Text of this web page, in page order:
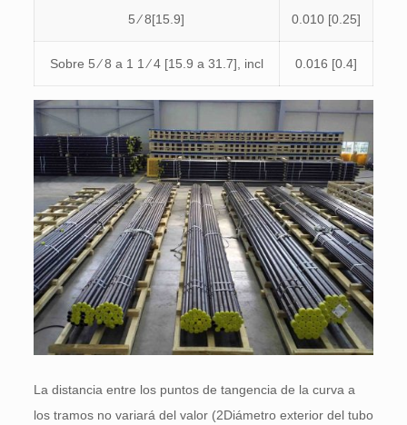
5 ⁄ 8[15.9] 0.010 [0.25]
Sobre 5 ⁄ 8 a 1 1 ⁄ 4 [15.9 a 31.7], incl 0.016 [0.4]
La distancia entre los puntos de tangencia de la curva a
los tramos no variará del valor (2Diámetro exterior del tubo